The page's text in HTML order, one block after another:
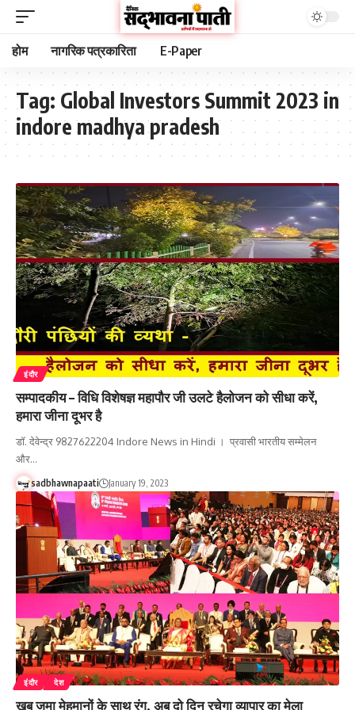
होम नागरिक पत्रकारिता E-Paper
Tag: Global Investors Summit 2023 in
indore madhya pradesh
इंदौर
सम्पादकीय – विधि विशेषज्ञ महापौर जी उलटे हैलोजन को सीधा करें,
हमारा जीना दूभर है
डॉ. देवेन्द्र 9827622204 Indore News in Hindi । प्रवासी भारतीय सम्मेलन
और…
sadbhawnapaati January 19, 2023
इंदौर देश
खूब जमा मेहमानों के साथ रंग, अब दो दिन रचेगा व्यापार का मेला